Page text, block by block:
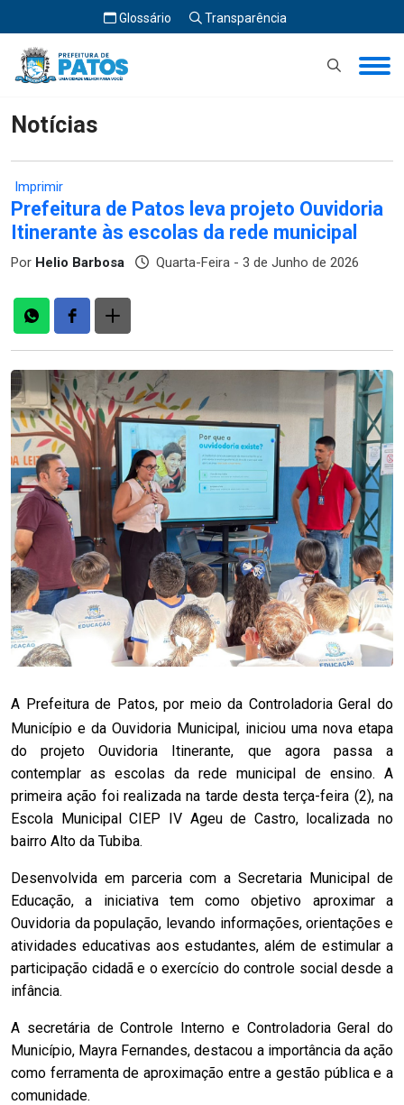
Glossário Transparência
Início Notícias
Notícias
Imprimir
Prefeitura de Patos leva projeto Ouvidoria
Itinerante às escolas da rede municipal
Por Helio Barbosa Quarta-Feira - 3 de Junho de 2026
A Prefeitura de Patos, por meio da Controladoria Geral do
Município e da Ouvidoria Municipal, iniciou uma nova etapa
do projeto Ouvidoria Itinerante, que agora passa a
contemplar as escolas da rede municipal de ensino. A
primeira ação foi realizada na tarde desta terça-feira (2), na
Escola Municipal CIEP IV Ageu de Castro, localizada no
bairro Alto da Tubiba.
Desenvolvida em parceria com a Secretaria Municipal de
Educação, a iniciativa tem como objetivo aproximar a
Ouvidoria da população, levando informações, orientações e
atividades educativas aos estudantes, além de estimular a
participação cidadã e o exercício do controle social desde a
infância.
A secretária de Controle Interno e Controladoria Geral do
Município, Mayra Fernandes, destacou a importância da ação
como ferramenta de aproximação entre a gestão pública e a
comunidade.